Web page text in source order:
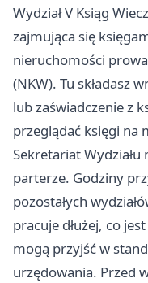
Wydział V Ksiąg
zajmująca się
nieruchomości
(NKW). Tu składasz
lub zaświadczenie z
przeglądać księgi na
Sekretariat
parterze. Godziny
pozostałych
pracuje dłużej, co
mogą przyjść w
urzędowania. Przed